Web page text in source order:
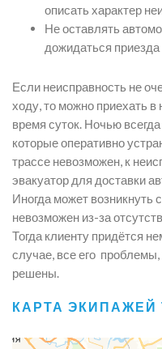
описать характер
Не оставлять
дожидаться
Если неисправность не
ходу, то можно приехать
время суток. Ночью
которые оперативно
трассе невозможен, к
эвакуатор для доставки
Иногда может возникнуть
невозможен из-за
Тогда клиенту придётся
случае, все его
решены.
КАРТА